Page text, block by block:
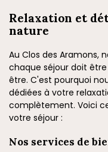
Relaxation et
nature
Au Clos des Aramons,
chaque séjour doit
être. C'est pourquoi
dédiées à votre
complètement. Voici
votre séjour :
Nos services de